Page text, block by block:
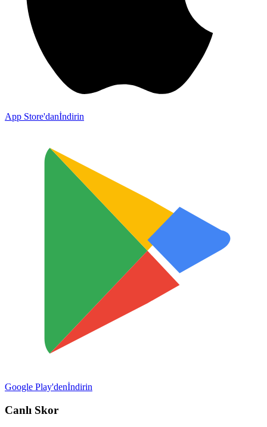
App Store'danİndirin
Google Play'denİndirin
Canlı Skor